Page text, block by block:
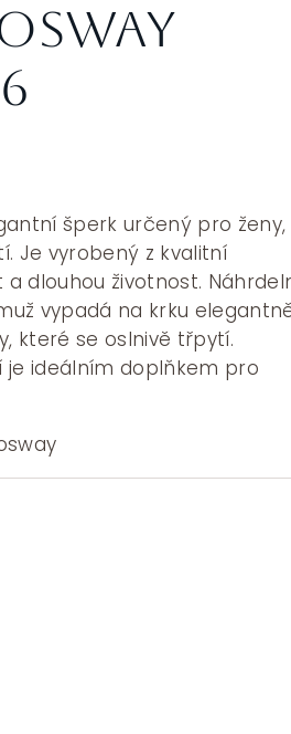
šperk určený pro ženy,
Je vyrobený z kvalitní
dlouhou životnost.
vypadá na krku
které se oslnivě třpytí.
je ideálním doplňkem pro